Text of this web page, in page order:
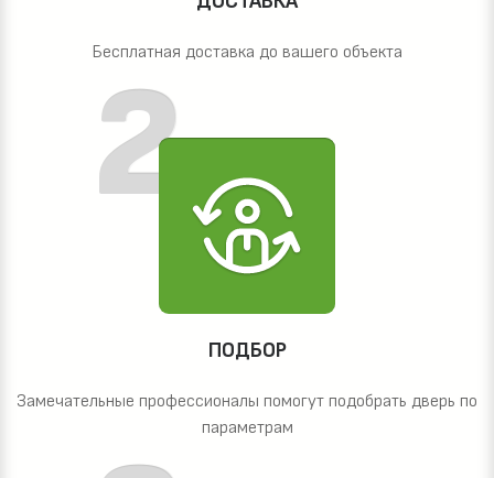
Бесплатная доставка до вашего объекта
ПОДБОР
Замечательные профессионалы помогут подобрать дверь по
параметрам